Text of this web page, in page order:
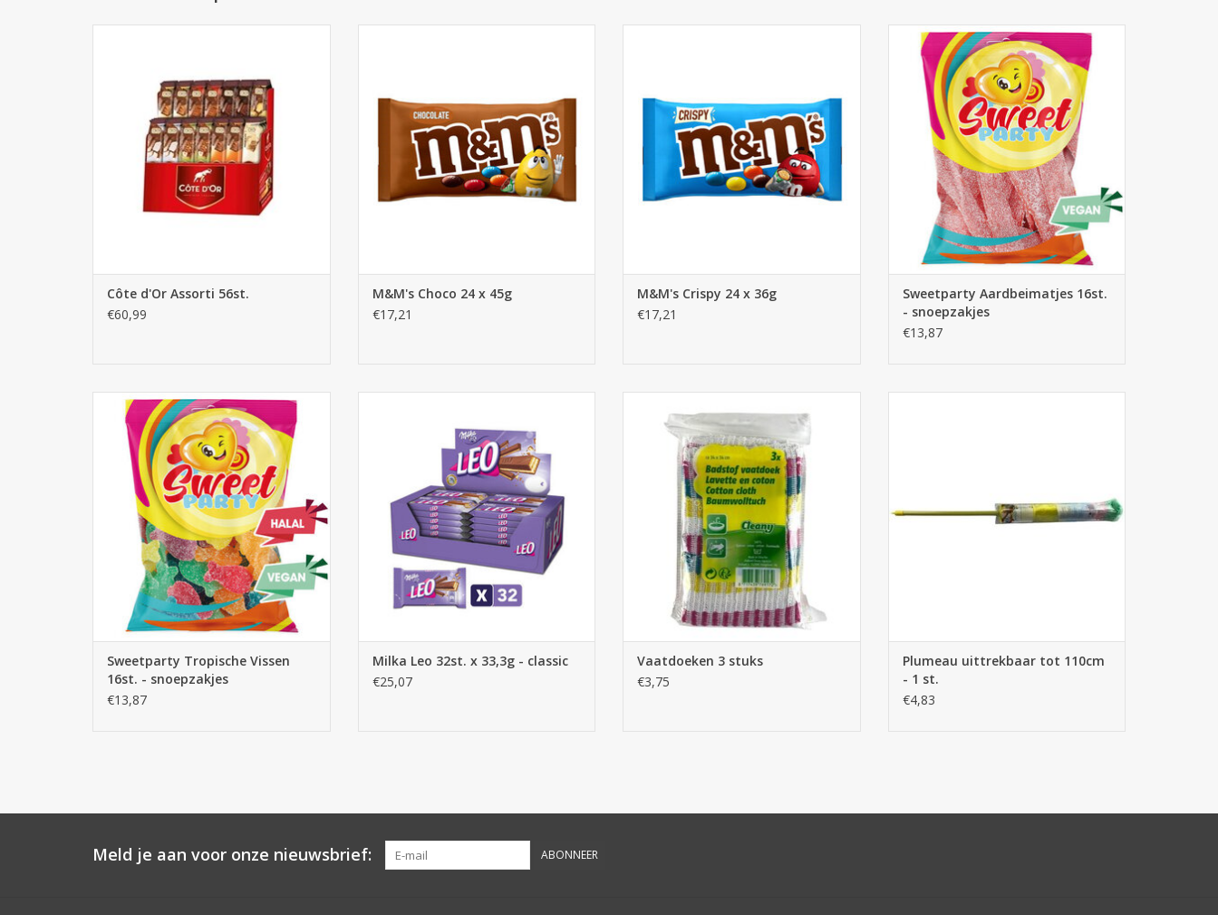
Côte d'Or Assorti 56st.
€60,99
M&M's Choco 24 x 45g
€17,21
M&M's Crispy 24 x 36g
€17,21
Sweetparty Aardbeimatjes 16st. -
snoepzakjes
TOEVOEGEN AAN WINKELWAGEN
Sweetparty Aardbeimatjes 16st.
- snoepzakjes
€13,87
Sweetparty Tropische Vissen 16st. -
snoepzakjes
TOEVOEGEN AAN WINKELWAGEN
Sweetparty Tropische Vissen
16st. - snoepzakjes
€13,87
TOEVOEGEN AAN WINKELWAGEN
Milka Leo 32st. x 33,3g - classic
€25,07
TOEVOEGEN AAN WINKELWAGEN
Vaatdoeken 3 stuks
€3,75
Plumeau uittrekbaar tot 110cm
- 1 st.
€4,83
Meld je aan voor onze nieuwsbrief: ABONNEER